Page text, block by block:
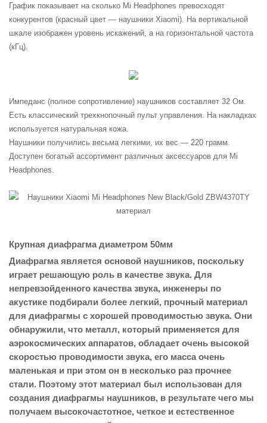
График показывает на сколько Mi Headphones превосходят
конкурентов (красный цвет — наушники Xiaomi). На вертикальной
шкале изображен уровень искажений, а на горизонтальной частота
(кГц).
Импеданс (полное сопротивление) наушников составляет 32 Ом.
Есть классический трехкнопочный пульт управления. На накладках
используется натуральная кожа.
Наушники получились весьма легкими, их вес — 220 грамм.
Доступен богатый ассортимент различных аксессуаров для Mi
Headphones.
Крупная диафрагма диаметром 50мм
Диафрагма является основой наушников, поскольку
играет решающую роль в качестве звука. Для
непревзойденного качества звука, инженеры по
акустике подбирали более легкий, прочный материал
для диафрагмы с хорошей проводимостью звука. Они
обнаружили, что металл, который применяется для
аэрокосмических аппаратов, обладает очень высокой
скоростью проводимости звука, его масса очень
маленькая и при этом он в несколько раз прочнее
стали. Поэтому этот материал был использован для
создания диафрагмы наушников, в результате чего мы
получаем высокочастотное, четкое и естественное